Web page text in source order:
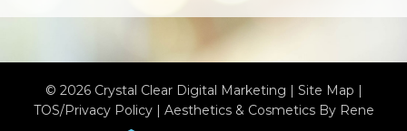
© 2026 Crystal Clear Digital Marketing | Site Map
TOS/Privacy Policy| Aesthetics & Cosmetics By Rene